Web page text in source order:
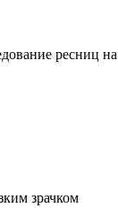
ресниц
с узким